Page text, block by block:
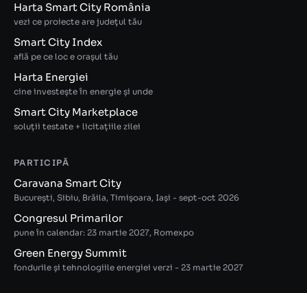
Harta Smart City România
vezi ce proiecte are județul tău
Smart City Index
află pe ce loc e orașul tău
Harta Energiei
cine investește în energie și unde
Smart City Marketplace
soluții testate + licitațiile zilei
PARTICIPĂ
Caravana Smart City
București, Sibiu, Brăila, Timișoara, Iași - sept-oct 2026
Congresul Primarilor
pune în calendar: 23 martie 2027, Romexpo
Green Energy Summit
fondurile și tehnologiile energiei verzi - 23 martie 2027